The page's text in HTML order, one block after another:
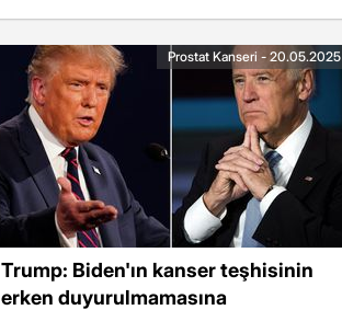
Trump: Biden'ın kanser teşhisinin
erken duyurulmamasına
Prostat Kanseri - 20.05.2025